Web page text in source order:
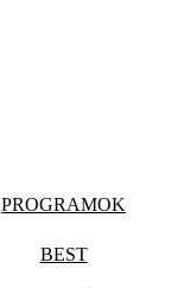
PROGRAMOK
BEST